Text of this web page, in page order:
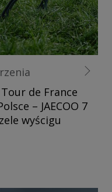
de France
– JAECOO 7
wyścigu